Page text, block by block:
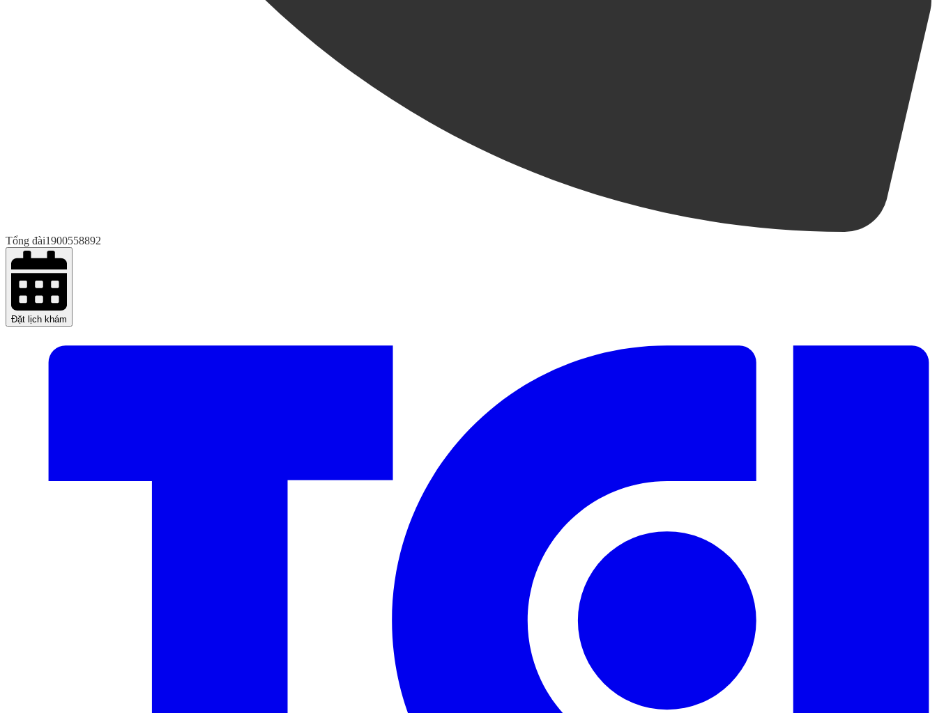
Tổng đài1900558892
Đặt lịch khám